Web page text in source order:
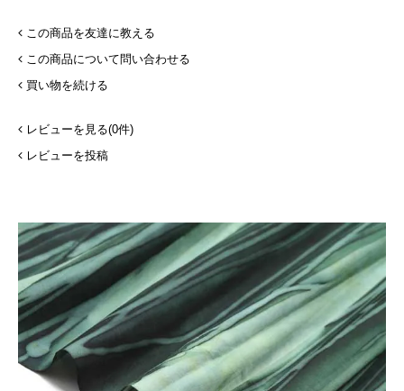
この商品を友達に教える
この商品について問い合わせる
買い物を続ける
レビューを見る(0件)
レビューを投稿